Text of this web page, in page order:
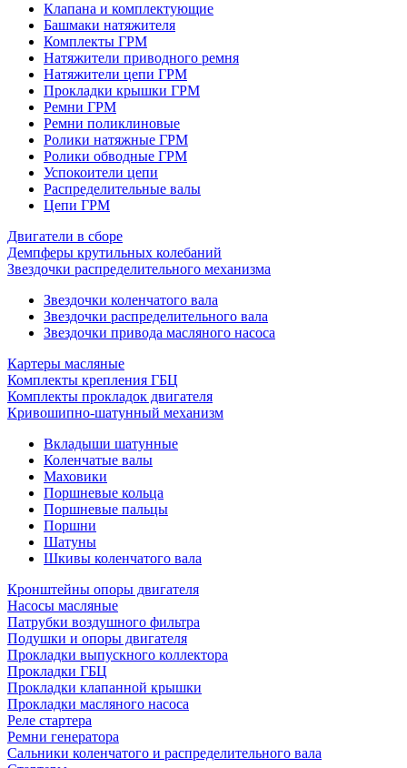
Клапана и комплектующие
Башмаки натяжителя
Комплекты ГРМ
Натяжители приводного ремня
Натяжители цепи ГРМ
Прокладки крышки ГРМ
Ремни ГРМ
Ремни поликлиновые
Ролики натяжные ГРМ
Ролики обводные ГРМ
Успокоители цепи
Распределительные валы
Цепи ГРМ
Двигатели в сборе
Демпферы крутильных колебаний
Звездочки распределительного механизма
Звездочки коленчатого вала
Звездочки распределительного вала
Звездочки привода масляного насоса
Картеры масляные
Комплекты крепления ГБЦ
Комплекты прокладок двигателя
Кривошипно-шатунный механизм
Вкладыши шатунные
Коленчатые валы
Маховики
Поршневые кольца
Поршневые пальцы
Поршни
Шатуны
Шкивы коленчатого вала
Кронштейны опоры двигателя
Насосы масляные
Патрубки воздушного фильтра
Подушки и опоры двигателя
Прокладки выпускного коллектора
Прокладки ГБЦ
Прокладки клапанной крышки
Прокладки масляного насоса
Реле стартера
Ремни генератора
Сальники коленчатого и распределительного вала